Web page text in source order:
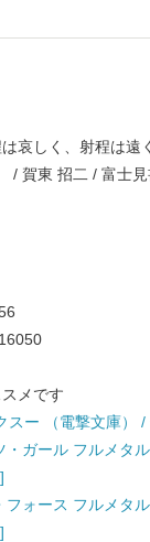
哀しく、射程は
/ 賀東 招二 / 富士
メです
スー （電撃文庫）
・ガール フルメタ
フォース フルメタ